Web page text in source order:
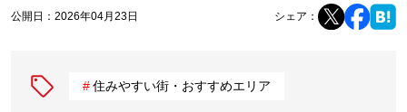
公開日： 2026年04月23日 シェア：
住みやすい街・おすすめエリア